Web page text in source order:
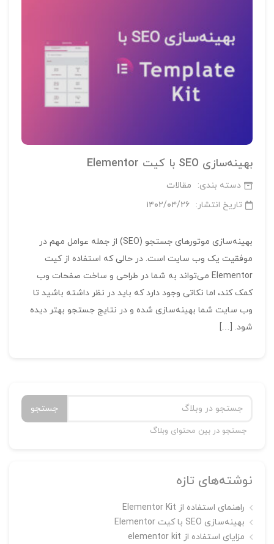
بهینه‌سازی SEO با کیت Elementor
دسته بندی:
مقالات
تاریخ انتشار: ۱۴۰۲/۰۴/۲۶
بهینه‌سازی موتورهای جستجو (SEO) از جمله عوامل مهم در
موفقیت یک وب سایت است. در حالی که استفاده از کیت
Elementor می‌تواند به شما در طراحی و ساخت صفحات وب
کمک کند، اما نکاتی وجود دارد که باید در نظر داشته باشید تا
وب سایت شما بهینه‌سازی شده و در نتایج جستجو بهتر دیده
شود. […]
جستجو
جستجو در بین محتوای وبلاگ
نوشته‌های تازه
راهنمای استفاده از Elementor Kit
بهینه‌سازی SEO با کیت Elementor
مزایای استفاده از elementor kit